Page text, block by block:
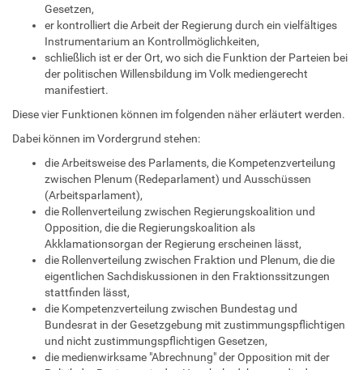
Gesetzen,
er kontrolliert die Arbeit der Regierung durch ein vielfältiges
Instrumentarium an Kontrollmöglichkeiten,
schließlich ist er der Ort, wo sich die Funktion der Parteien bei
der politischen Willensbildung im Volk mediengerecht
manifestiert.
Diese vier Funktionen können im folgenden näher erläutert werden.
Dabei können im Vordergrund stehen:
die Arbeitsweise des Parlaments, die Kompetenzverteilung
zwischen Plenum (Redeparlament) und Ausschüssen
(Arbeitsparlament),
die Rollenverteilung zwischen Regierungskoalition und
Opposition, die die Regierungskoalition als
Akklamationsorgan der Regierung erscheinen lässt,
die Rollenverteilung zwischen Fraktion und Plenum, die die
eigentlichen Sachdiskussionen in den Fraktionssitzungen
stattfinden lässt,
die Kompetenzverteilung zwischen Bundestag und
Bundesrat in der Gesetzgebung mit zustimmungspflichtigen
und nicht zustimmungspflichtigen Gesetzen,
die medienwirksame "Abrechnung" der Opposition mit der